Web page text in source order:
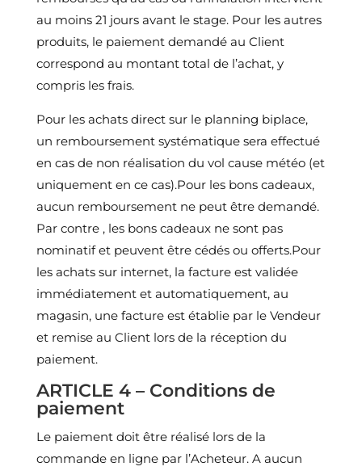
au moins 21 jours avant le stage. Pour les autres
produits, le paiement demandé au Client
correspond au montant total de l’achat, y
compris les frais.
Pour les achats direct sur le planning biplace,
un remboursement systématique sera effectué
en cas de non réalisation du vol cause météo (et
uniquement en ce cas).Pour les bons cadeaux,
aucun remboursement ne peut être demandé.
Par contre , les bons cadeaux ne sont pas
nominatif et peuvent être cédés ou offerts.Pour
les achats sur internet, la facture est validée
immédiatement et automatiquement, au
magasin, une facture est établie par le Vendeur
et remise au Client lors de la réception du
paiement.
ARTICLE 4 – Conditions de
paiement
Le paiement doit être réalisé lors de la
commande en ligne par l’Acheteur. A aucun